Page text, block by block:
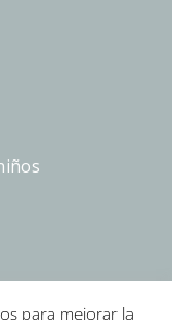
para mejorar la